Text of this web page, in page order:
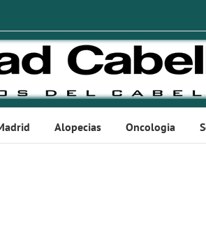
Alopecias Oncologia